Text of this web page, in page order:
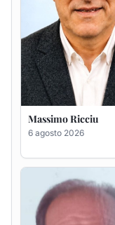
Renzo Murrai
5 agosto 2026